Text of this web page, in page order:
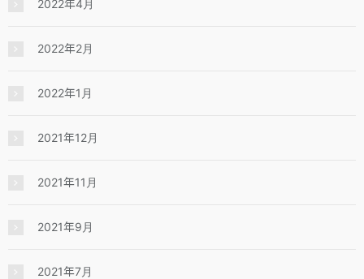
2022年4月
2022年2月
2022年1月
2021年12月
2021年11月
2021年9月
2021年7月